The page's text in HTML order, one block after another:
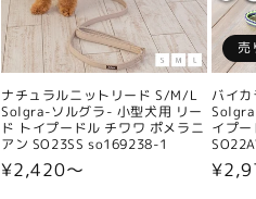
ナチュラルニットリード S/M/L
Solgra-ソルグラ- 小型犬用 リー
ド トイプードル チワワ ポメラニ
アン SO23SS so169238-1
通
¥2,420〜
売
バイ
イプ
通